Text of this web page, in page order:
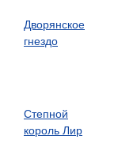
Дворянское
гнездо
Степной
король Лир